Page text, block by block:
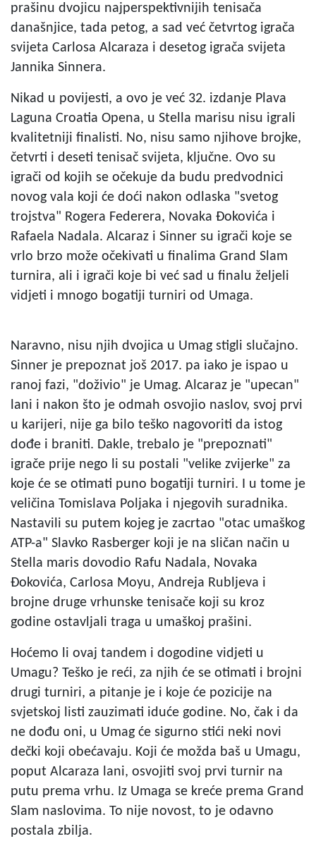
prašinu dvojicu najperspektivnijih tenisača
današnjice, tada petog, a sad već četvrtog igrača
svijeta Carlosa Alcaraza i desetog igrača svijeta
Jannika Sinnera.
Nikad u povijesti, a ovo je već 32. izdanje Plava
Laguna Croatia Opena, u Stella marisu nisu igrali
kvalitetniji finalisti. No, nisu samo njihove brojke,
četvrti i deseti tenisač svijeta, ključne. Ovo su
igrači od kojih se očekuje da budu predvodnici
novog vala koji će doći nakon odlaska "svetog
trojstva" Rogera Federera, Novaka Đokovića i
Rafaela Nadala. Alcaraz i Sinner su igrači koje se
vrlo brzo može očekivati u finalima Grand Slam
turnira, ali i igrači koje bi već sad u finalu željeli
vidjeti i mnogo bogatiji turniri od Umaga.
Naravno, nisu njih dvojica u Umag stigli slučajno.
Sinner je prepoznat još 2017. pa iako je ispao u
ranoj fazi, "doživio" je Umag. Alcaraz je "upecan"
lani i nakon što je odmah osvojio naslov, svoj prvi
u karijeri, nije ga bilo teško nagovoriti da istog
dođe i braniti. Dakle, trebalo je "prepoznati"
igrače prije nego li su postali "velike zvijerke" za
koje će se otimati puno bogatiji turniri. I u tome je
veličina Tomislava Poljaka i njegovih suradnika.
Nastavili su putem kojeg je zacrtao "otac umaškog
ATP-a" Slavko Rasberger koji je na sličan način u
Stella maris dovodio Rafu Nadala, Novaka
Đokovića, Carlosa Moyu, Andreja Rubljeva i
brojne druge vrhunske tenisače koji su kroz
godine ostavljali traga u umaškoj prašini.
Hoćemo li ovaj tandem i dogodine vidjeti u
Umagu? Teško je reći, za njih će se otimati i brojni
drugi turniri, a pitanje je i koje će pozicije na
svjetskoj listi zauzimati iduće godine. No, čak i da
ne dođu oni, u Umag će sigurno stići neki novi
dečki koji obećavaju. Koji će možda baš u Umagu,
poput Alcaraza lani, osvojiti svoj prvi turnir na
putu prema vrhu. Iz Umaga se kreće prema Grand
Slam naslovima. To nije novost, to je odavno
postala zbilja.